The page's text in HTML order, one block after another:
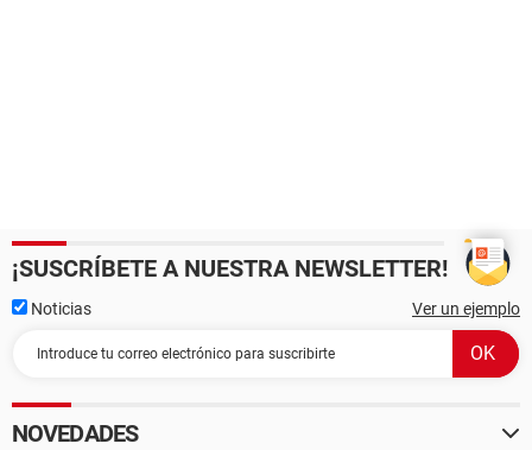
¡SUSCRÍBETE A NUESTRA NEWSLETTER!
Noticias Ver un ejemplo
NOVEDADES